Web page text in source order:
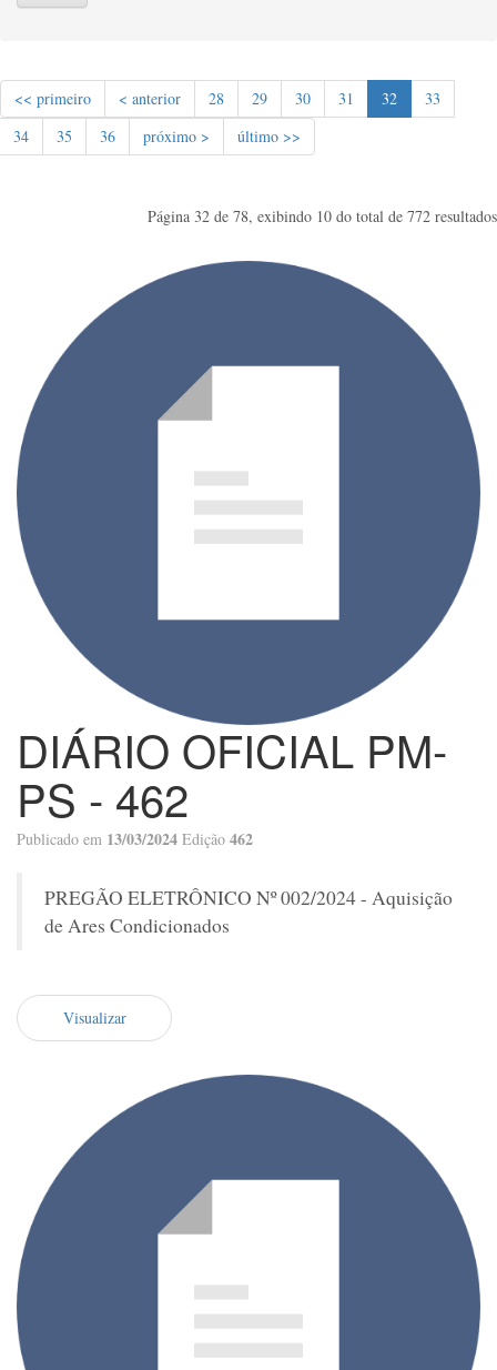
<< primeiro < anterior 28 29 30 31 32
33
34
35 36 próximo > último >>
Página 32 de 78, exibindo 10 do total de 772 resultados
DIÁRIO OFICIAL PM-
PS - 462
Publicado em 13/03/2024 Edição 462
PREGÃO ELETRÔNICO Nº 002/2024 - Aquisição
de Ares Condicionados
Visualizar